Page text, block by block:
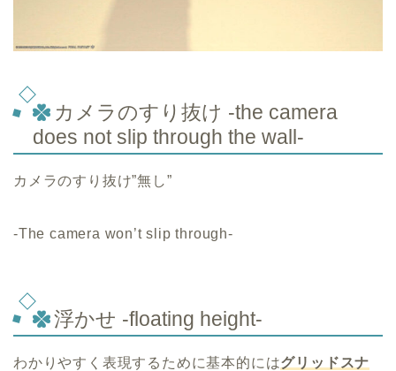
カメラのすり抜け -the camera
does not slip through the wall-
カメラのすり抜け”無し”
-The camera won’t slip through-
浮かせ -floating height-
わかりやすく表現するために基本的にはグリッドスナ